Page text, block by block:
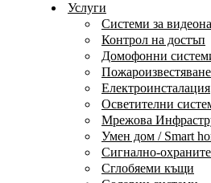
Услуги
Системи за
Контрол на достъп
Домофонни
Пожароизвестяване
Електроинсталация
Осветителни
Мрежова
Умен дом / Smart
Сигнално-
Сглобяеми къщи